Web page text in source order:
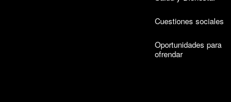
Cuestiones sociales
Oportunidades para
ofrendar